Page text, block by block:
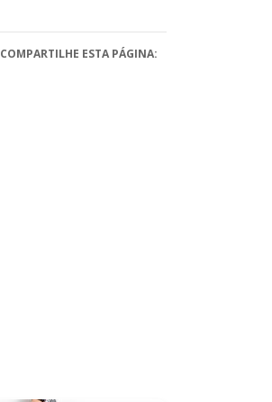
COMPARTILHE ESTA PÁGINA: